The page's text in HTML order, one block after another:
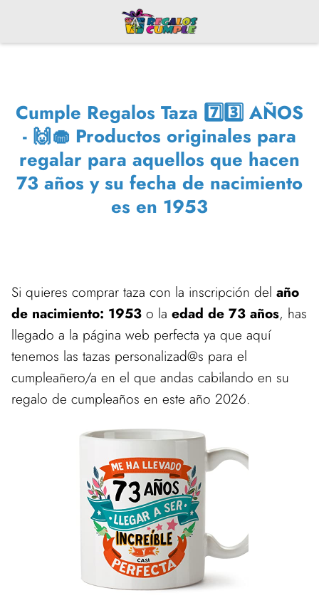
Cumple Regalos Taza 7️⃣3️⃣ AÑOS
- 🙌🧁 Productos originales para
regalar para aquellos que hacen
73 años y su fecha de nacimiento
es en 1953
Si quieres comprar taza con la inscripción del año
de nacimiento: 1953 o la edad de 73 años, has
llegado a la página web perfecta ya que aquí
tenemos las tazas personalizad@s para el
cumpleañero/a en el que andas cabilando en su
regalo de cumpleaños en este año 2026.